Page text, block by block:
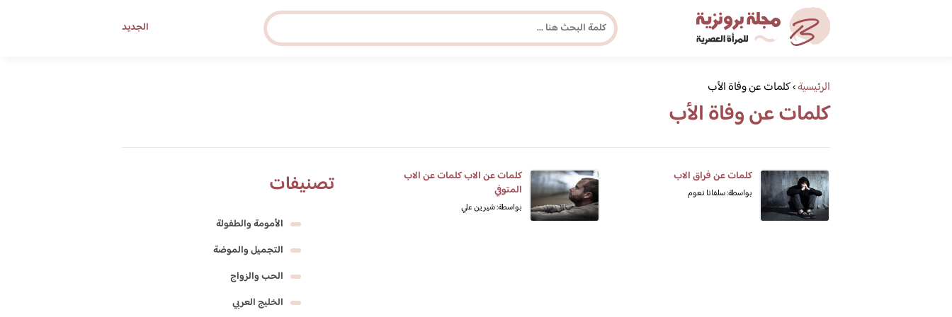
الجديد
الرئيسية›كلمات عن وفاة الأب
كلمات عن وفاة الأب
كلمات عن فراق الاب
بواسطة: سلفانا نعوم
كلمات عن الاب كلمات عن الاب
المتوفي
بواسطة: شيرين علي
تصنيفات
الأمومة والطفولة
التجميل والموضة
الحب والزواج
الخليج العربي